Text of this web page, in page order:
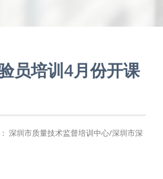
员培训4月份开课
深圳市质量技术监督培训中心/深圳市深